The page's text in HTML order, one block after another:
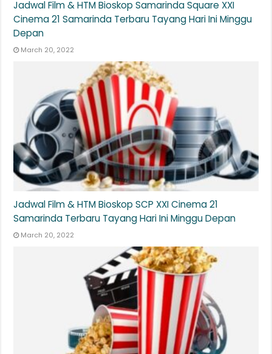
Jadwal Film & HTM Bioskop Samarinda Square XXI
Cinema 21 Samarinda Terbaru Tayang Hari Ini Minggu
Depan
March 20, 2022
Jadwal Film & HTM Bioskop SCP XXI Cinema 21
Samarinda Terbaru Tayang Hari Ini Minggu Depan
March 20, 2022